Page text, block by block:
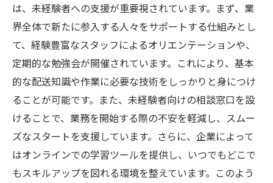
は、未経験者への支援が重要視されています。まず、業
界全体で新たに参入する人々をサポートする仕組みとし
て、経験豊富なスタッフによるオリエンテーションや、
定期的な勉強会が開催されています。これにより、基本
的な配送知識や作業に必要な技術をしっかりと身につけ
ることが可能です。また、未経験者向けの相談窓口を設
けることで、業務を開始する際の不安を軽減し、スムー
ズなスタートを支援しています。さらに、企業によって
はオンラインでの学習ツールを提供し、いつでもどこで
もスキルアップを図れる環境を整えています。このよう